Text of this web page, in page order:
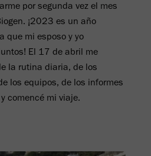
por segunda vez el mes
¡2023 es un año
que mi esposo y yo
El 17 de abril me
la rutina diaria, de los
los equipos, de los informes
comencé mi viaje.